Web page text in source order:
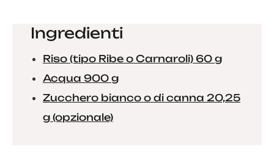
Ingredienti
Riso (tipo Ribe o Carnaroli) 60 g
Acqua 900 g
Zucchero bianco o di canna 20,25
g (opzionale)